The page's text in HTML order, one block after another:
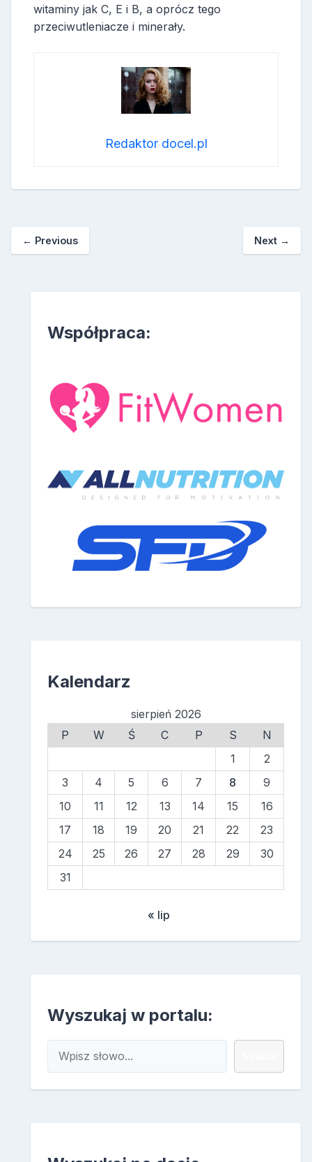
witaminy jak C, E i B, a oprócz tego
przeciwutleniacze i minerały.
Redaktor docel.pl
← Previous Next →
Współpraca:
Kalendarz
sierpień 2026
P
W Ś C P S
N
1
2
3
4 5 6 7 8
9
10
11 12 13 14 15
16
17
18 19 20 21 22
23
24
25 26 27 28 29
30
31
« lip
Wyszukaj w portalu: